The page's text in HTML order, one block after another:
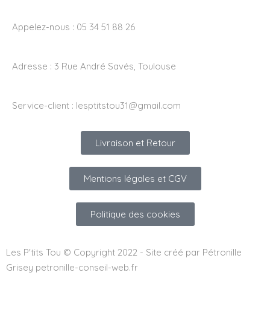
Appelez-nous : 05 34 51 88 26
Adresse : 3 Rue André Savés, Toulouse
Service-client : lesptitstou31@gmail.com
Livraison et Retour
Mentions légales et CGV
Politique des cookies
Les P'tits Tou © Copyright 2022 - Site créé par Pétronille
Grisey petronille-conseil-web.fr